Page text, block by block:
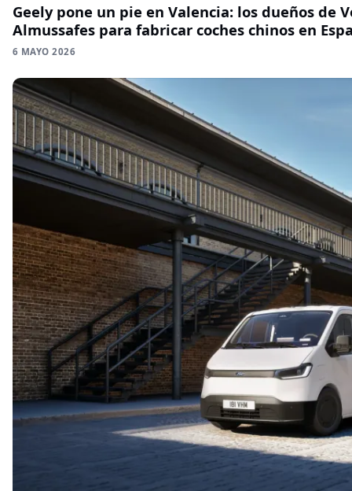
Geely pone un pie en Valencia: los dueños de
Almussafes para fabricar coches chinos en
6 MAYO 2026